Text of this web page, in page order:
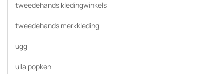
tweedehands kledingwinkels
tweedehands merkkleding
ugg
ulla popken